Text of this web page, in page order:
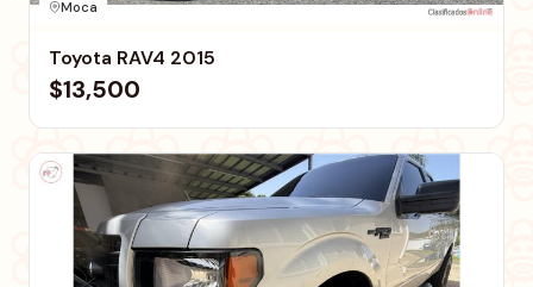
Moca
Toyota RAV4 2015
$13,500